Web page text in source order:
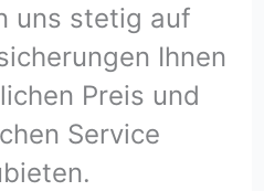
uns stetig auf
Ihnen
Preis und
Service